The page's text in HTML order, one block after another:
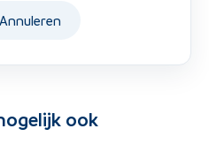
Annuleren
ook